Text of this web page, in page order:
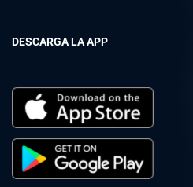
DESCARGA LA APP